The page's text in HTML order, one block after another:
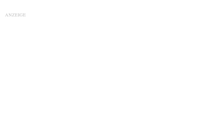
ANZEIGE